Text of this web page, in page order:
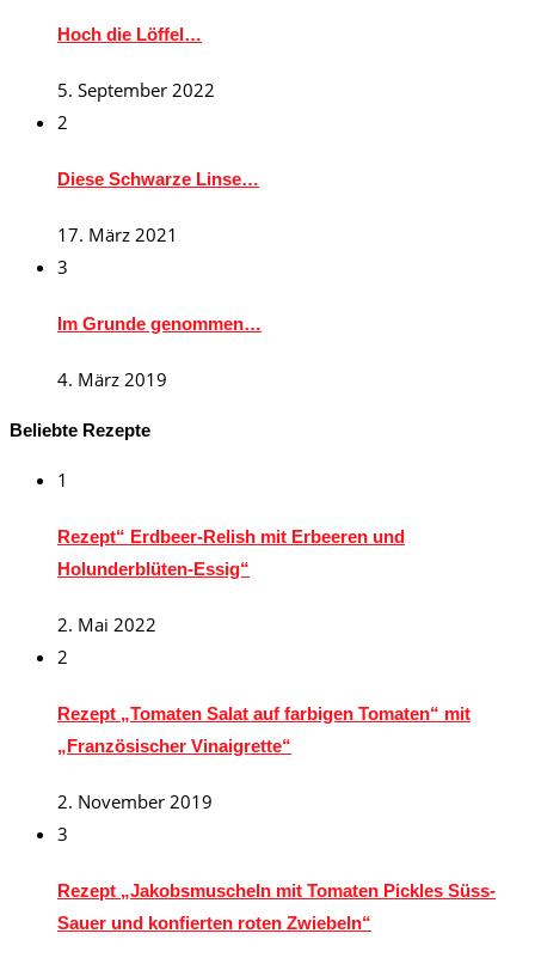
Hoch die Löffel…
5. September 2022
2
Diese Schwarze Linse…
17. März 2021
3
Im Grunde genommen…
4. März 2019
Beliebte Rezepte
1
Rezept“ Erdbeer-Relish mit Erbeeren und
Holunderblüten-Essig“
2. Mai 2022
2
Rezept „Tomaten Salat auf farbigen Tomaten“ mit
„Französischer Vinaigrette“
2. November 2019
3
Rezept „Jakobsmuscheln mit Tomaten Pickles Süss-
Sauer und konfierten roten Zwiebeln“